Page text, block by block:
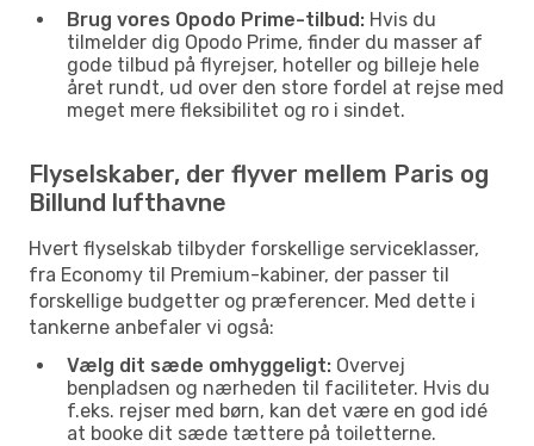
Brug vores Opodo Prime-tilbud: Hvis du
tilmelder dig Opodo Prime, finder du masser af
gode tilbud på flyrejser, hoteller og billeje hele
året rundt, ud over den store fordel at rejse med
meget mere fleksibilitet og ro i sindet.
Flyselskaber, der flyver mellem Paris og
Billund lufthavne
Hvert flyselskab tilbyder forskellige serviceklasser,
fra Economy til Premium-kabiner, der passer til
forskellige budgetter og præferencer. Med dette i
tankerne anbefaler vi også:
Vælg dit sæde omhyggeligt: Overvej
benpladsen og nærheden til faciliteter. Hvis du
f.eks. rejser med børn, kan det være en god idé
at booke dit sæde tættere på toiletterne.